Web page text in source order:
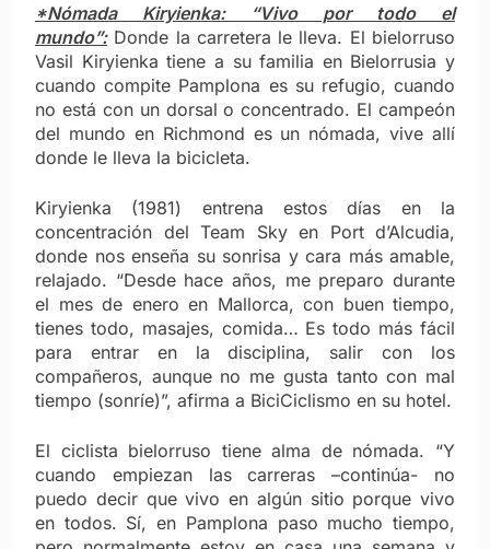
*Nómada Kiryienka: “Vivo por todo el
mundo”:Donde la carretera le lleva. El bielorruso
Vasil Kiryienka tiene a su familia en Bielorrusia y
cuando compite Pamplona es su refugio, cuando
no está con un dorsal o concentrado. El campeón
del mundo en Richmond es un nómada, vive allí
donde le lleva la bicicleta.
Kiryienka (1981) entrena estos días en la
concentración del Team Sky en Port d’Alcudia,
donde nos enseña su sonrisa y cara más amable,
relajado. “Desde hace años, me preparo durante
el mes de enero en Mallorca, con buen tiempo,
tienes todo, masajes, comida… Es todo más fácil
para entrar en la disciplina, salir con los
compañeros, aunque no me gusta tanto con mal
tiempo (sonríe)”, afirma a BiciCiclismo en su hotel.
El ciclista bielorruso tiene alma de nómada. “Y
cuando empiezan las carreras –continúa- no
puedo decir que vivo en algún sitio porque vivo
en todos. Sí, en Pamplona paso mucho tiempo,